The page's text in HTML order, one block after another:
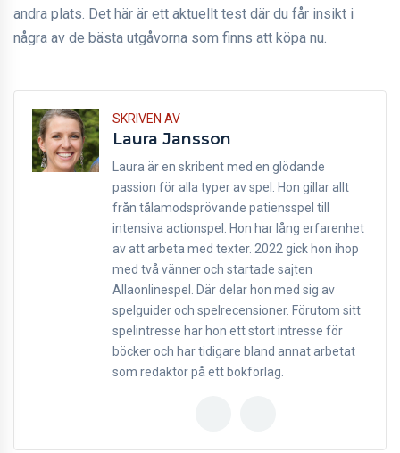
andra plats. Det här är ett aktuellt test där du får insikt i
några av de bästa utgåvorna som finns att köpa nu.
SKRIVEN AV
Laura Jansson
Laura är en skribent med en glödande
passion för alla typer av spel. Hon gillar allt
från tålamodsprövande patiensspel till
intensiva actionspel. Hon har lång erfarenhet
av att arbeta med texter. 2022 gick hon ihop
med två vänner och startade sajten
Allaonlinespel. Där delar hon med sig av
spelguider och spelrecensioner. Förutom sitt
spelintresse har hon ett stort intresse för
böcker och har tidigare bland annat arbetat
som redaktör på ett bokförlag.